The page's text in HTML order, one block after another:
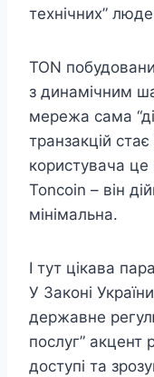
технічних”
TON
з динамічним
мережа сама
транзакцій
користувача це
Toncoin – він
мінімальна.
І тут цікава
У Законі
державне
послуг” акцент
доступі та